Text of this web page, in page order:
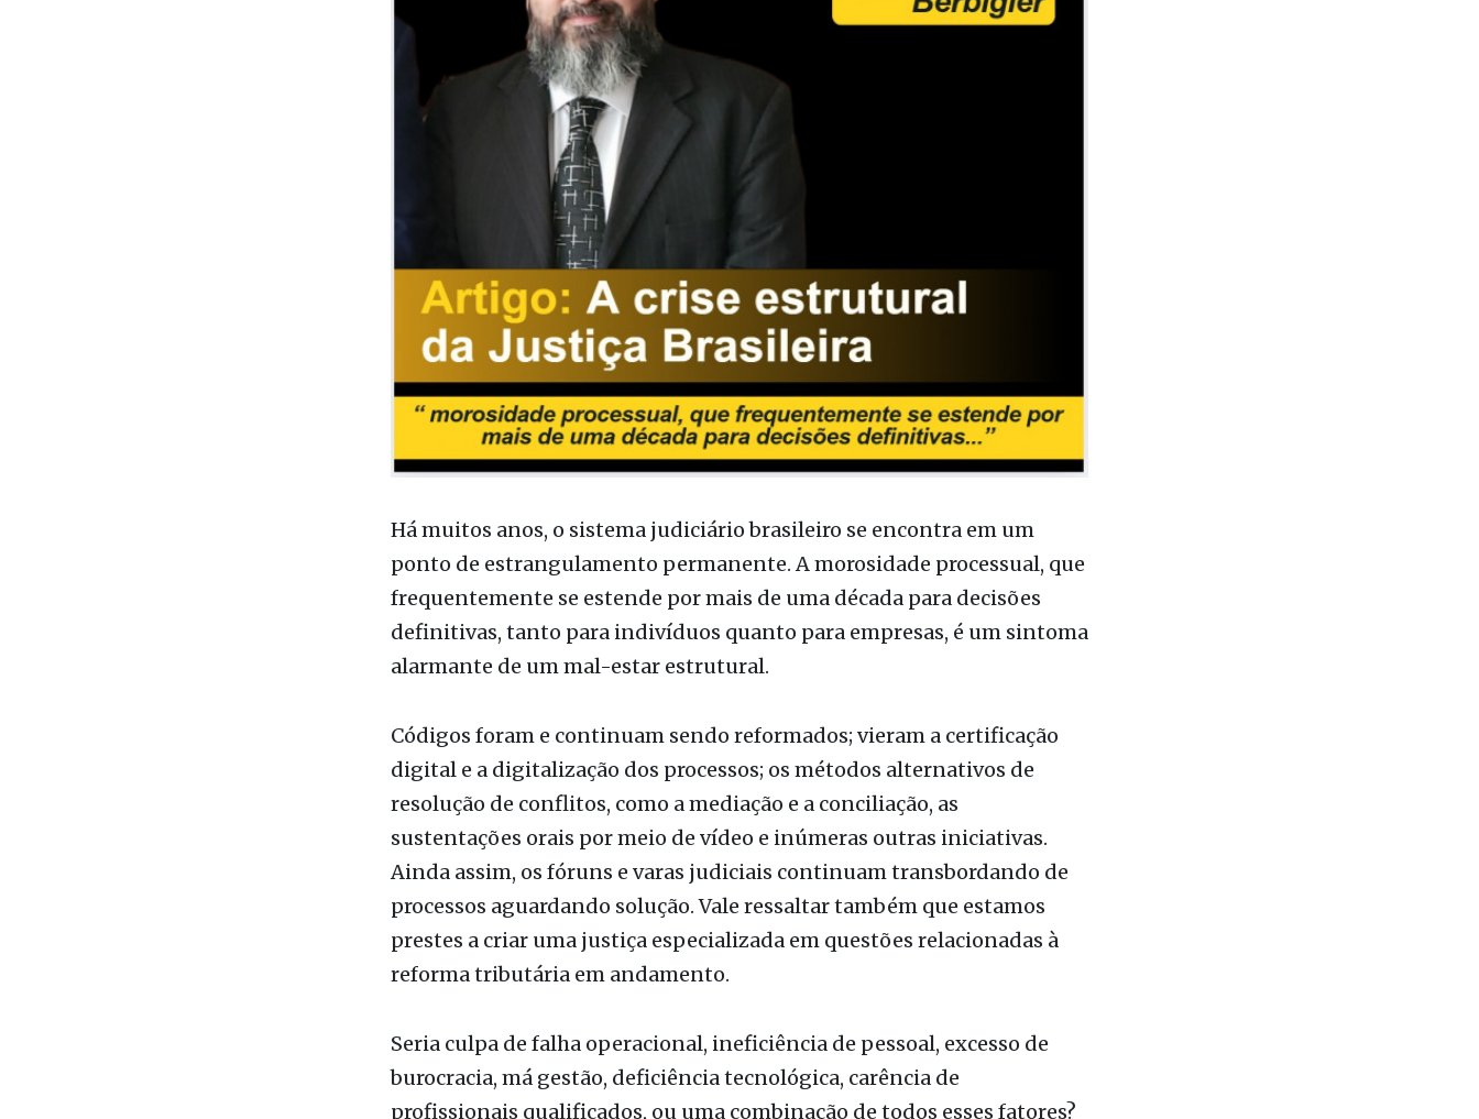
Há muitos anos, o sistema judiciário brasileiro se encontra em um
ponto de estrangulamento permanente. A morosidade processual, que
frequentemente se estende por mais de uma década para decisões
alarmante de um mal-estar estrutural.
Códigos foram e continuam sendo reformados; vieram a certificação
digital e a digitalização dos processos; os métodos alternativos de
resolução de conflitos, como a mediação e a conciliação, as
Ainda assim, os fóruns e varas judiciais continuam transbordando de
processos aguardando solução. Vale ressaltar também que estamos
prestes a criar uma justiça especializada em questões relacionadas à
reforma tributária em andamento.
Seria culpa de falha operacional, ineficiência de pessoal, excesso de
burocracia, má gestão, deficiência tecnológica, carência de
profissionais qualificados, ou uma combinação de todos esses fatores?
A questão central que emerge dessa realidade é: Existe uma solução
definitiva e eficiente para esse entrave? E, mais importante, como